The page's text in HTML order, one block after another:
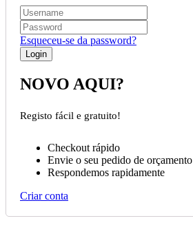
Esqueceu-se da password?
NOVO AQUI?
Registo fácil e gratuito!
Checkout rápido
Envie o seu pedido de orçamento
Respondemos rapidamente
Criar conta